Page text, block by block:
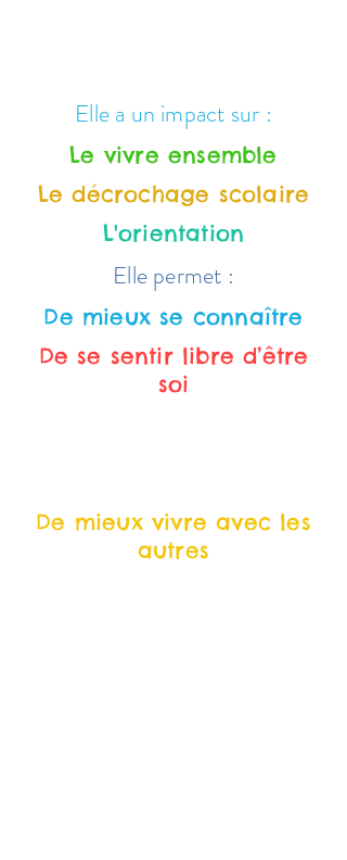
Elle a un impact sur :
Le vivre ensemble
Le décrochage scolaire
L'orientation
Elle permet :
De mieux se connaître
De se sentir libre d’être
soi
De mieux vivre avec les
autres